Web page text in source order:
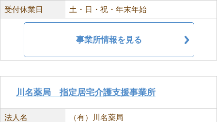
受付休業日 土・日・祝・年末年始
事業所情報を見る
川名薬局 指定居宅介護支援事業所
法人名 （有）川名薬局